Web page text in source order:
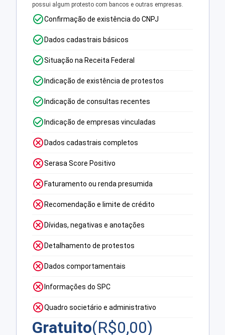
possui algum protesto com bancos e outras empresas.
Confirmação de existência do CNPJ
Dados cadastrais básicos
Situação na Receita Federal
Indicação de existência de protestos
Indicação de consultas recentes
Indicação de empresas vinculadas
Dados cadastrais completos
Serasa Score Positivo
Faturamento ou renda presumida
Recomendação e limite de crédito
Dívidas, negativas e anotações
Detalhamento de protestos
Dados comportamentais
Informações do SPC
Quadro societário e administrativo
Gratuito(R$0,00)